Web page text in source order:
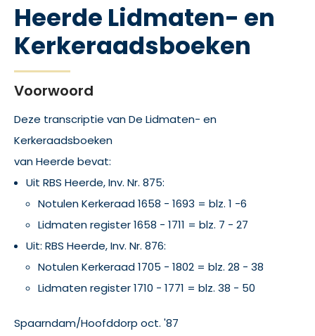
Heerde Lidmaten- en
Kerkeraadsboeken
Voorwoord
Deze transcriptie van De Lidmaten- en
Kerkeraadsboeken
van Heerde bevat:
Uit RBS Heerde, Inv. Nr. 875:
Notulen Kerkeraad 1658 - 1693 = blz. 1 -6
Lidmaten register 1658 - 1711 = blz. 7 - 27
Uit: RBS Heerde, Inv. Nr. 876:
Notulen Kerkeraad 1705 - 1802 = blz. 28 - 38
Lidmaten register 1710 - 1771 = blz. 38 - 50
Spaarndam/Hoofddorp oct. '87